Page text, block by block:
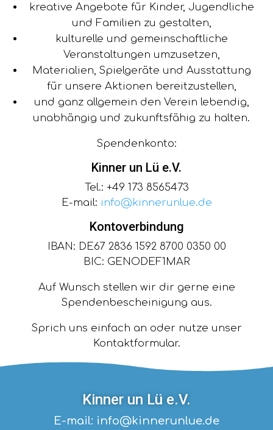
kreative Angebote für Kinder, Jugendliche
und Familien zu gestalten,
kulturelle und gemeinschaftliche
Veranstaltungen umzusetzen,
Materialien, Spielgeräte und Ausstattung
für unsere Aktionen bereitzustellen,
und ganz allgemein den Verein lebendig,
unabhängig und zukunftsfähig zu halten.
Spendenkonto:
Kinner un Lü e.V.
Tel.: +49 173 8565473
E-mail: info@kinnerunlue.de
Kontoverbindung
IBAN: DE67 2836 1592 8700 0350 00
BIC: GENODEF1MAR
Auf Wunsch stellen wir dir gerne eine
Spendenbescheinigung aus.
Sprich uns einfach an oder nutze unser
Kontaktformular.
Kinner un Lü e.V.
E-mail: info@kinnerunlue.de